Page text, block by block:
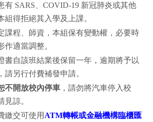
有 SARS、COVID-19 新冠肺炎或其他
組得拒絕其入學及上課。
課程、師資，本組保有變動權，必要時
作適當調整。
書自該班結業後保留一年，逾期將予以
請另行付費補發申請。
不開放校內停車 ，請勿將汽車停入校
見諒。
繳交可使用 ATM轉帳或金融機構臨櫃匯